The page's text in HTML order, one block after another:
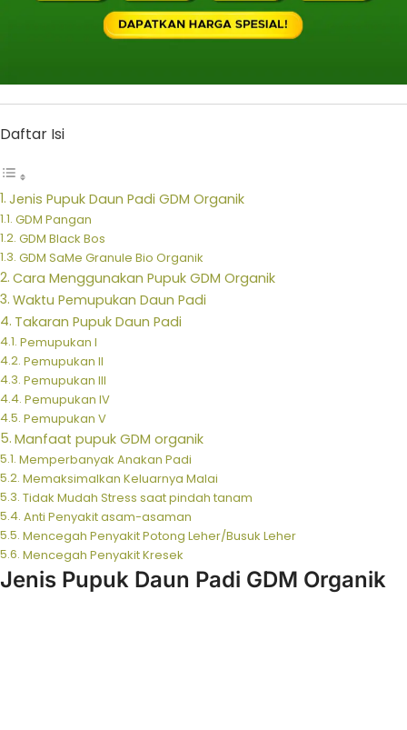
Daftar Isi
Jenis Pupuk Daun Padi GDM Organik
GDM Pangan
GDM Black Bos
GDM SaMe Granule Bio Organik
Cara Menggunakan Pupuk GDM Organik
Waktu Pemupukan Daun Padi
Takaran Pupuk Daun Padi
Pemupukan I
Pemupukan II
Pemupukan III
Pemupukan IV
Pemupukan V
Manfaat pupuk GDM organik
Memperbanyak Anakan Padi
Memaksimalkan Keluarnya Malai
Tidak Mudah Stress saat pindah tanam
Anti Penyakit asam-asaman
Mencegah Penyakit Potong Leher/Busuk Leher
Mencegah Penyakit Kresek
Jenis Pupuk Daun Padi GDM Organik